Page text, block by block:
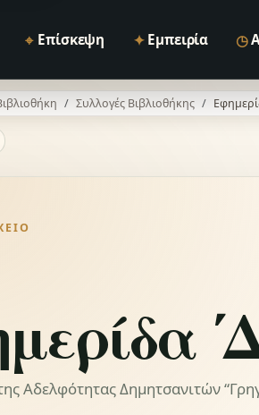
⌖ Επίσκεψη ✦ Εμπειρία ◷
Συλλογές Βιβλιοθήκης
Αδελφότητας Δημητσανιτών